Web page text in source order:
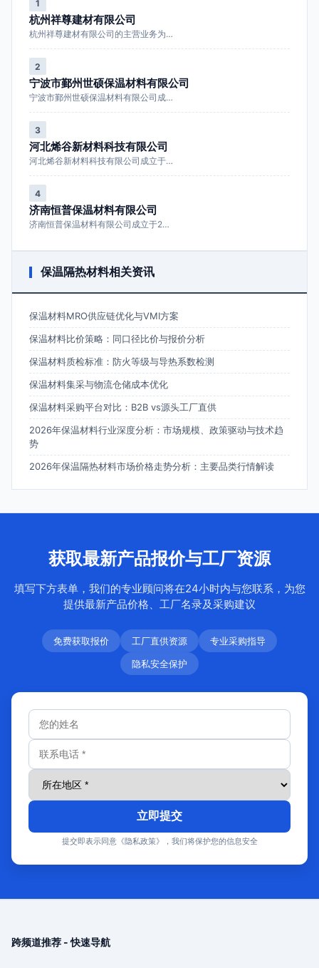
1
杭州祥尊建材有限公司
杭州祥尊建材有限公司的主营业务为…
2
宁波市鄞州世硕保温材料有限公司
宁波市鄞州世硕保温材料有限公司成…
3
河北烯谷新材料科技有限公司
河北烯谷新材料科技有限公司成立于…
4
济南恒普保温材料有限公司
济南恒普保温材料有限公司成立于2…
保温隔热材料相关资讯
保温材料MRO供应链优化与VMI方案
保温材料比价策略：同口径比价与报价分析
保温材料质检标准：防火等级与导热系数检测
保温材料集采与物流仓储成本优化
保温材料采购平台对比：B2B vs源头工厂直供
2026年保温材料行业深度分析：市场规模、政策驱动与技术趋
势
2026年保温隔热材料市场价格走势分析：主要品类行情解读
获取最新产品报价与工厂资源
填写下方表单，我们的专业顾问将在24小时内与您联系，为您
提供最新产品价格、工厂名录及采购建议
免费获取报价 工厂直供资源
专业采购指导
隐私安全保护
立即提交
提交即表示同意《隐私政策》，我们将保护您的信息安全
跨频道推荐 - 快速导航